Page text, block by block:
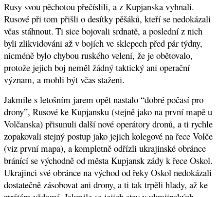
Rusy svou pěchotou přečíslili, a z Kupjanska vyhnali.
Rusové při tom přišli o desítky pěšáků, kteří se nedokázali
včas stáhnout. Ti sice bojovali srdnatě, a poslední z nich
byli zlikvidováni až v bojích ve sklepech před pár týdny,
nicméně bylo chybou ruského velení, že je obětovalo,
protože jejich boj neměl žádný taktický ani operační
význam, a mohli být včas staženi.
Jakmile s letošním jarem opět nastalo “dobré počasí pro
drony”, Rusové ke Kupjansku (stejně jako na první mapě u
Volčanska) přisunuli další nové operátory dronů, a ti rychle
zopakovali stejný postup jako jejich kolegové na řece Volče
(viz první mapa), a kompletně odřízli ukrajinské obránce
bránící se východně od města Kupjansk zády k řece Oskol.
Ukrajinci své obránce na východ od řeky Oskol nedokázali
dostatečně zásobovat ani drony, a ti tak trpěli hlady, až ke